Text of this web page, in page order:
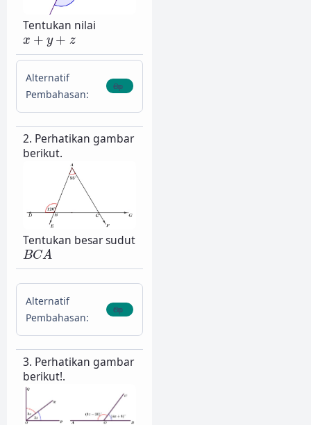
Tentukan nilai
x + y + z
x+y+z
Alternatif
Pembahasan:
2. Perhatikan gambar
berikut.
Tentukan besar sudut
BCA
BCA
Alternatif
Pembahasan:
3. Perhatikan gambar
berikut!.